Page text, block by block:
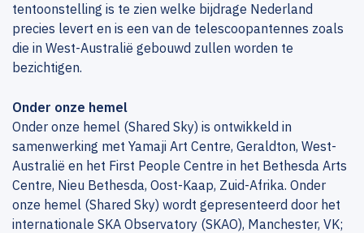
tentoonstelling is te zien welke bijdrage Nederland
precies levert en is een van de telescoopantennes zoals
die in West-Australië gebouwd zullen worden te
bezichtigen.
Onder onze hemel
Onder onze hemel (Shared Sky) is ontwikkeld in
samenwerking met Yamaji Art Centre, Geraldton, West-
Australië en het First People Centre in het Bethesda Arts
Centre, Nieu Bethesda, Oost-Kaap, Zuid-Afrika. Onder
onze hemel (Shared Sky) wordt gepresenteerd door het
internationale SKA Observatory (SKAO), Manchester, VK;